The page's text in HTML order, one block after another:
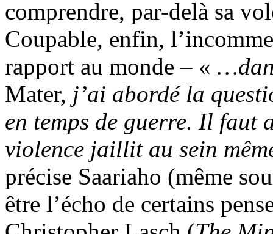
comprendre, par-delà sa
Coupable, enfin,
rapport au monde – «
Mater, j’ai abordé la
en temps de guerre. Il faut
violence jaillit au sein
précise Saariaho (même
être l’écho de certains